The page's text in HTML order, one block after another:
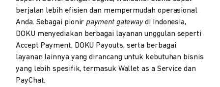
berjalan lebih efisien dan mempermudah operasional
Anda. Sebagai pionir payment gatewaydi Indonesia,
DOKU menyediakan berbagai layanan unggulan seperti
Accept Payment, DOKU Payouts, serta berbagai
layanan lainnya yang dirancang untuk kebutuhan bisnis
yang lebih spesifik, termasuk Wallet as a Service dan
PayChat.